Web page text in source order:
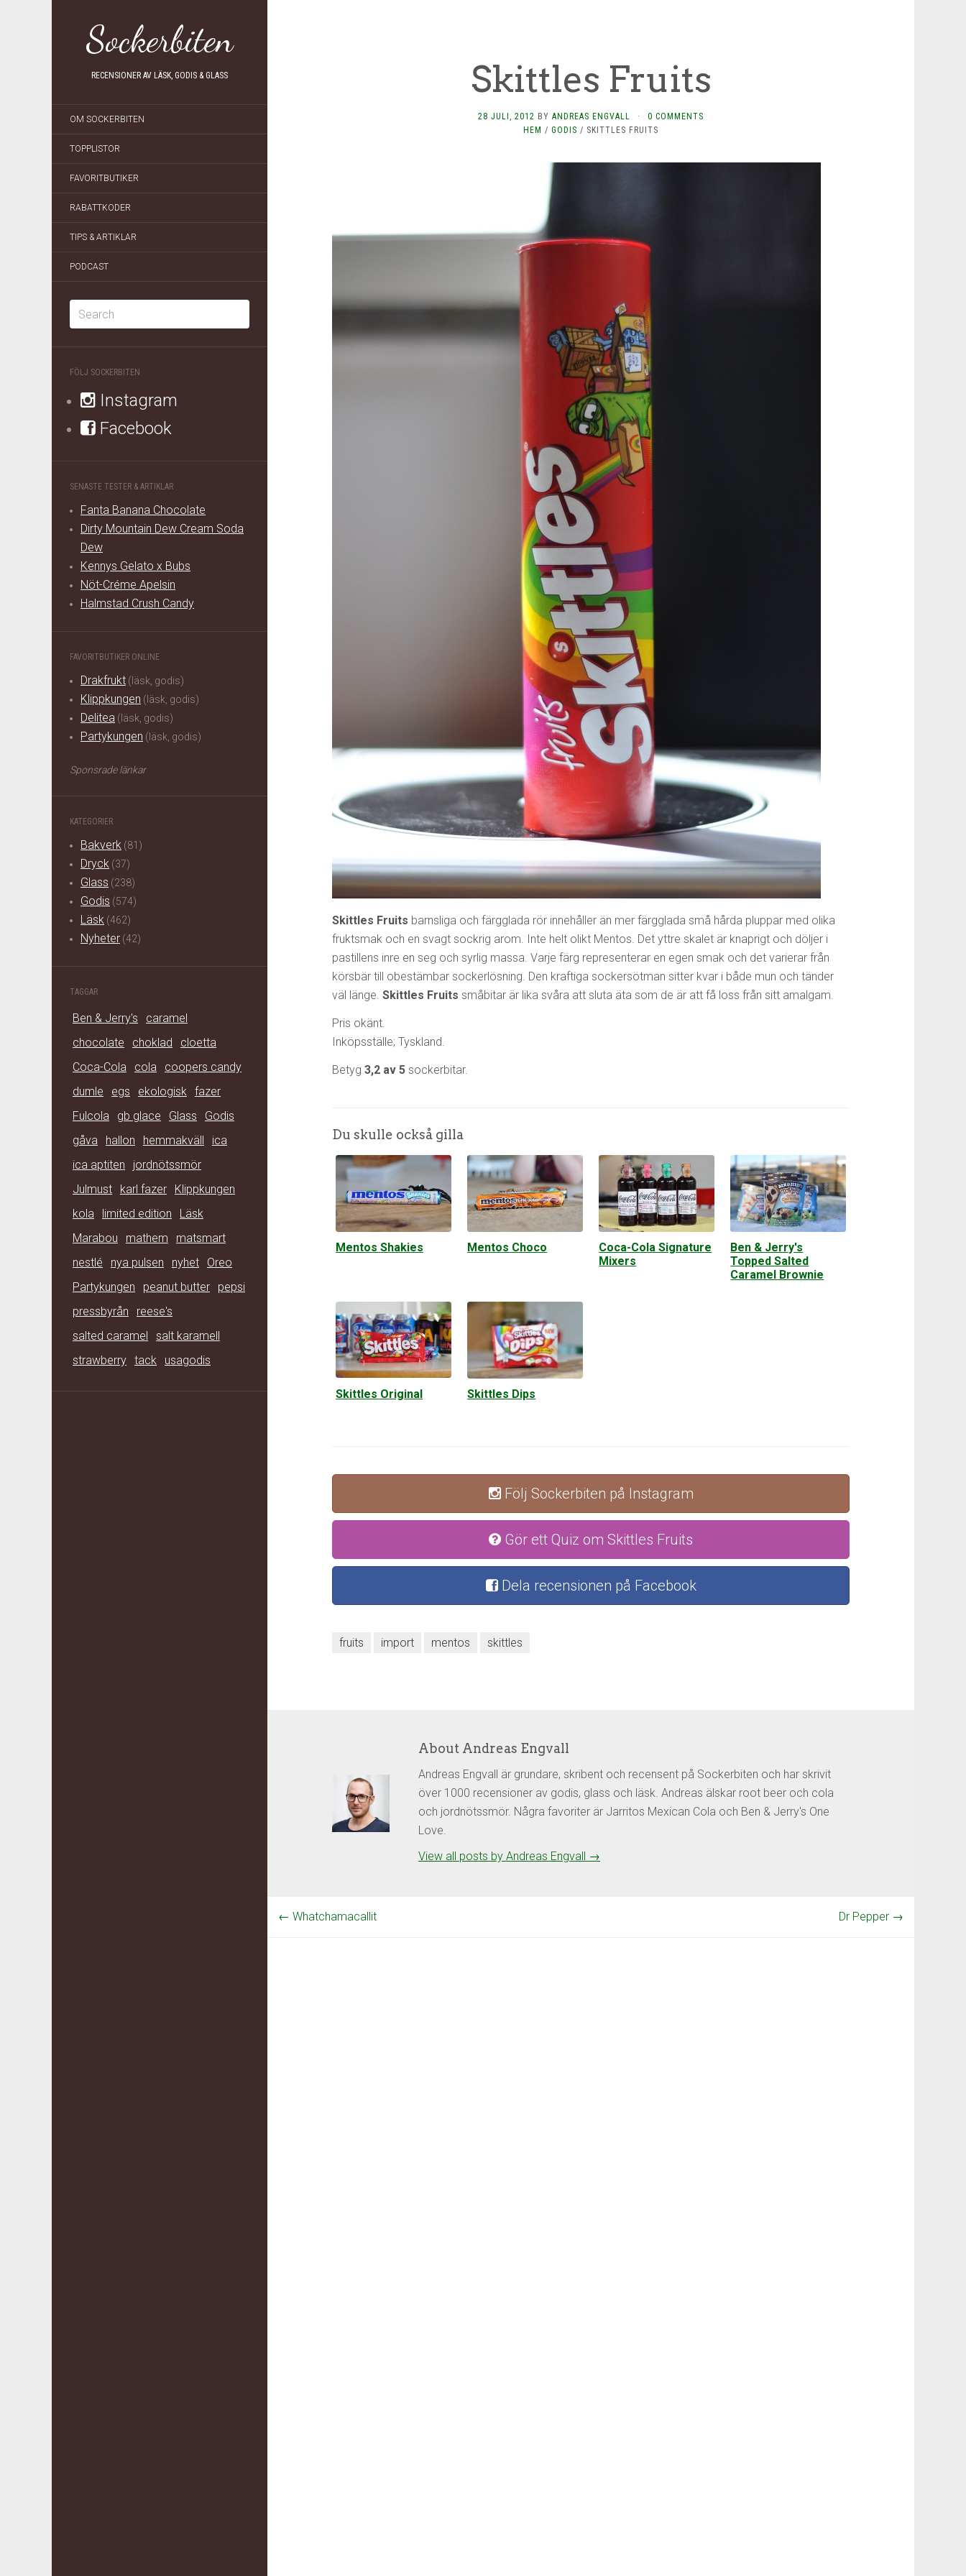
Sockerbiten
RECENSIONER AV LÄSK, GODIS & GLASS
OM SOCKERBITEN
TOPPLISTOR
FAVORITBUTIKER
RABATTKODER
TIPS & ARTIKLAR
PODCAST
FÖLJ SOCKERBITEN
Instagram
Facebook
SENASTE TESTER & ARTIKLAR
Fanta Banana Chocolate
Dirty Mountain Dew Cream Soda
Dew
Kennys Gelato x Bubs
Nöt-Créme Apelsin
Halmstad Crush Candy
FAVORITBUTIKER ONLINE
Drakfrukt (läsk, godis)
Klippkungen (läsk, godis)
Delitea (läsk, godis)
Partykungen (läsk, godis)
Sponsrade länkar
KATEGORIER
Bakverk (81)
Dryck (37)
Glass (238)
Godis (574)
Läsk (462)
Nyheter (42)
TAGGAR
Ben & Jerry's
caramel
chocolate
choklad
cloetta
Coca-Cola
cola
coopers candy
dumle
egs ekologisk fazer
Fulcola
gb glace Glass
Godis
gåva
hallon hemmakväll
ica
ica aptiten
jordnötssmör
Julmust
karl fazer
Klippkungen
kola
limited edition
Läsk
Marabou
mathem
matsmart
nestlé
nya pulsen nyhet
Oreo
Partykungen
peanut butter
pepsi
pressbyrån
reese's
salted caramel
salt karamell
strawberry tack usagodis
Skittles Fruits
28 JULI, 2012 BY ANDREAS ENGVALL ·
0 COMMENTS
HEM / GODIS / SKITTLES FRUITS
Skittles Fruits barnsliga och färgglada rör innehåller än mer färgglada små hårda pluppar med olika
fruktsmak och en svagt sockrig arom. Inte helt olikt Mentos. Det yttre skalet är knaprigt och döljer i
pastillens inre en seg och syrlig massa. Varje färg representerar en egen smak och det varierar från
körsbär till obestämbar sockerlösning. Den kraftiga sockersötman sitter kvar i både mun och tänder
väl länge. Skittles Fruits småbitar är lika svåra att sluta äta som de är att få loss från sitt amalgam.
Pris okänt.
Inköpsställe; Tyskland.
Betyg 3,2 av 5 sockerbitar.
Du skulle också gilla
Mentos Shakies Mentos Choco
Coca-Cola Signature
Mixers
Ben & Jerry's
Topped Salted
Caramel Brownie
Skittles Original Skittles Dips
Följ Sockerbiten på Instagram
Gör ett Quiz om Skittles Fruits
Dela recensionen på Facebook
fruits import mentos skittles
About Andreas Engvall
Andreas Engvall är grundare, skribent och recensent på Sockerbiten och har skrivit
över 1000 recensioner av godis, glass och läsk. Andreas älskar root beer och cola
och jordnötssmör. Några favoriter är Jarritos Mexican Cola och Ben & Jerry's One
Love.
View all posts by Andreas Engvall →
← Whatchamacallit Dr Pepper →